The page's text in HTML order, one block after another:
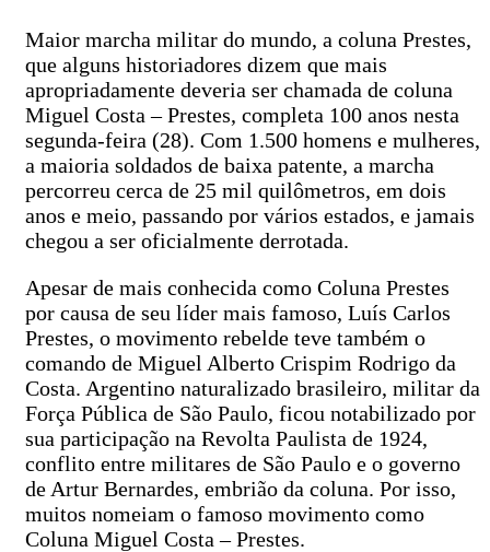
Maior marcha militar do mundo, a coluna Prestes,
que alguns historiadores dizem que mais
apropriadamente deveria ser chamada de coluna
Miguel Costa – Prestes, completa 100 anos nesta
segunda-feira (28). Com 1.500 homens e mulheres,
a maioria soldados de baixa patente, a marcha
percorreu cerca de 25 mil quilômetros, em dois
anos e meio, passando por vários estados, e jamais
chegou a ser oficialmente derrotada.
Apesar de mais conhecida como Coluna Prestes
por causa de seu líder mais famoso, Luís Carlos
Prestes, o movimento rebelde teve também o
comando de Miguel Alberto Crispim Rodrigo da
Costa. Argentino naturalizado brasileiro, militar da
Força Pública de São Paulo, ficou notabilizado por
sua participação na Revolta Paulista de 1924,
conflito entre militares de São Paulo e o governo
de Artur Bernardes, embrião da coluna. Por isso,
muitos nomeiam o famoso movimento como
Coluna Miguel Costa – Prestes.